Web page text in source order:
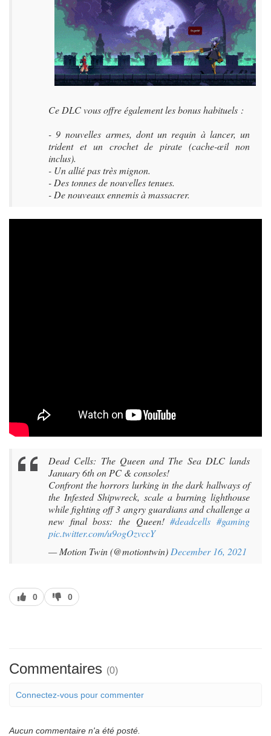
Ce DLC vous offre également les bonus habituels :
- 9 nouvelles armes, dont un requin à lancer, un
trident et un crochet de pirate (cache-œil non
inclus).
- Un allié pas très mignon.
- Des tonnes de nouvelles tenues.
- De nouveaux ennemis à massacrer.
Dead Cells: The Queen and The Sea DLC lands
January 6th on PC & consoles!
Confront the horrors lurking in the dark hallways of
the Infested Shipwreck, scale a burning lighthouse
while fighting off 3 angry guardians and challenge a
new final boss: the Queen!#deadcells #gaming
pic.twitter.com/u9ogOzvccY
— Motion Twin (@motiontwin) December 16, 2021
J’aime
0
J’aime
pas
0
Commentaires (0)
Connectez-vous pour commenter
Aucun commentaire n'a été posté.